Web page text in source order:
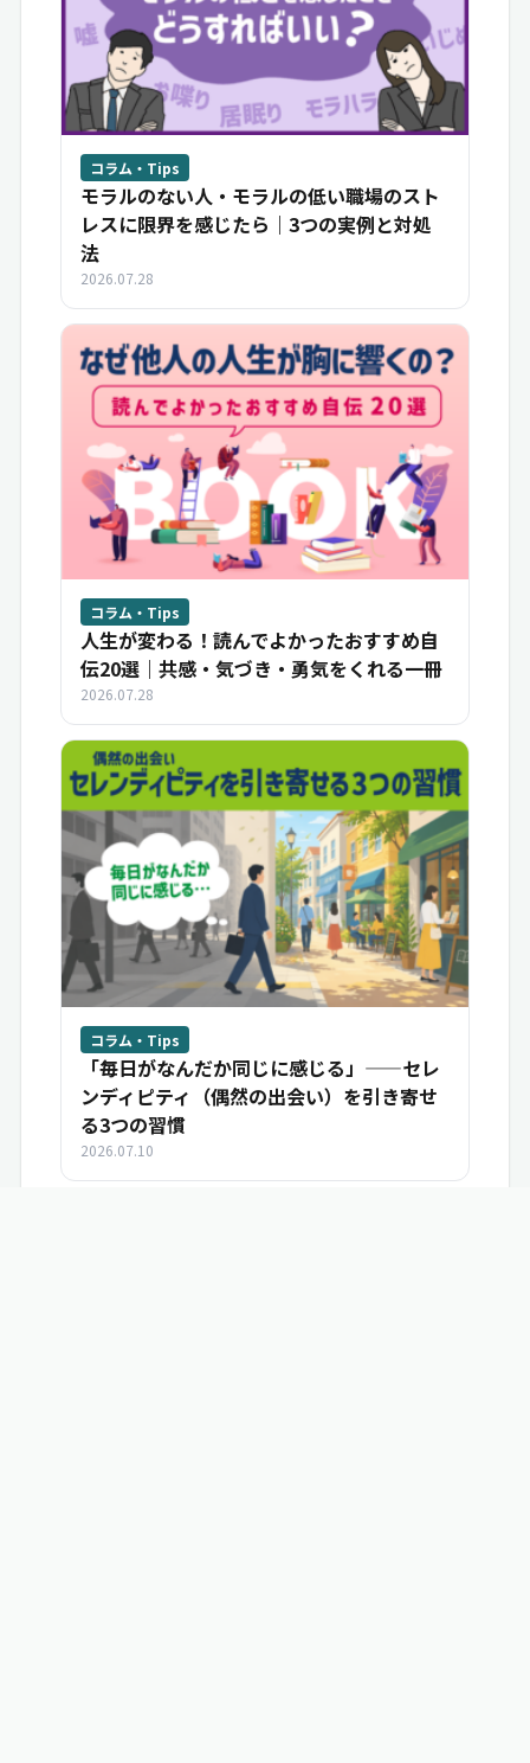
コラム・Tips
モラルのない人・モラルの低い職場のスト
レスに限界を感じたら｜3つの実例と対処
法
2026.07.28
コラム・Tips
人生が変わる！読んでよかったおすすめ自
伝20選｜共感・気づき・勇気をくれる一冊
2026.07.28
コラム・Tips
「毎日がなんだか同じに感じる」——セレ
ンディピティ（偶然の出会い）を引き寄せ
る3つの習慣
2026.07.10